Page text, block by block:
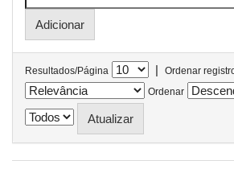
Resultados/Página |
Ordenar
Ordenar